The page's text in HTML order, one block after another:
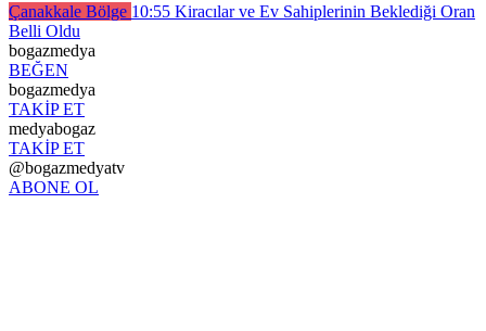
Çanakkale Bölge 10:55 Kiracılar ve Ev Sahiplerinin Beklediği Oran
Belli Oldu
bogazmedya
BEĞEN
bogazmedya
TAKİP ET
medyabogaz
TAKİP ET
@bogazmedyatv
ABONE OL